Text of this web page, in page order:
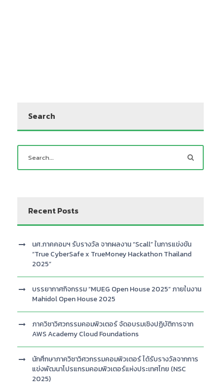
Search
Recent Posts
นศ.ภาคคอมฯ รับรางวัล จากผลงาน “Scall” ในการแข่งขัน
“True CyberSafe x TrueMoney Hackathon Thailand
2025”
บรรยากาศกิจกรรม “MUEG Open House 2025” ภายในงาน
Mahidol Open House 2025
ภาควิชาวิศวกรรมคอมพิวเตอร์ จัดอบรมเชิงปฏิบัติการจาก
AWS Academy Cloud Foundations
นักศึกษาภาควิชาวิศวกรรมคอมพิวเตอร์ ได้รับรางวัลจากการ
แข่งพัฒนาโปรแกรมคอมพิวเตอร์แห่งประเทศไทย (NSC
2025)